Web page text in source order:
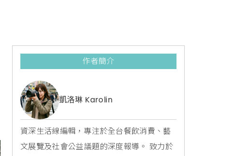
作者簡介
凱洛琳 Karolin
資深生活線編輯，專注於全台餐飲消費、藝
文展覽及社會公益議題的深度報導。 致力於